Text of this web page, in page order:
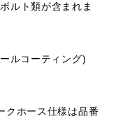
ルト類が含まれま
ルコーティング)
クホース仕様は品番